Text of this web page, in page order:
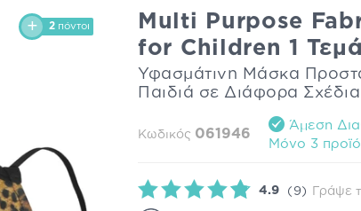
2 πόντοι
Multi Purpose
for Children 1
Υφασμάτινη Μάσκα
Παιδιά σε Διάφορα
Κωδικός 061946
Άμεση
Mόνο 3
4.9 (9) Γράψε